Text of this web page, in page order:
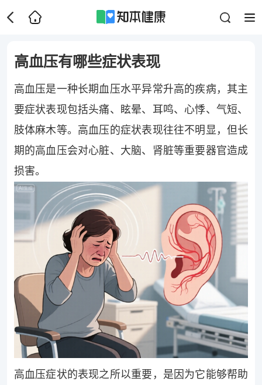
高血压有哪些症状表现
高血压是一种长期血压水平异常升高的疾病，其主
要症状表现包括头痛、眩晕、耳鸣、心悸、气短、
肢体麻木等。高血压的症状表现往往不明显，但长
期的高血压会对心脏、大脑、肾脏等重要器官造成
损害。
高血压症状的表现之所以重要，是因为它能够帮助